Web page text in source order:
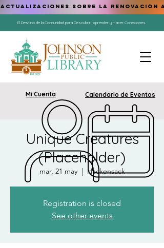
El Destino de la Comunidad para Descubrir, Aprender y Hacer Conexiones.
Mi Cuenta Calendario de Eventos
ACTUALIZACIONES SOBRE LA RENOVACIÓN
Unique Creatures
(Placeholder)
mar, 21 may
  |
Hackensack
Registration is closed
See other events